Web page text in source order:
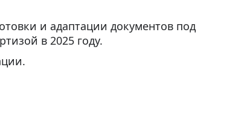
и адаптации документов под
в 2025 году.